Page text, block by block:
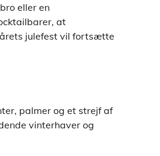
eller en
at
julefest vil fortsætte
palmer og et strejf af
vinterhaver og